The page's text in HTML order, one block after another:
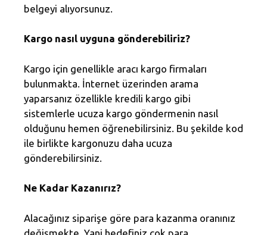
belgeyi alıyorsunuz.
Kargo nasıl uyguna gönderebiliriz?
Kargo için genellikle aracı kargo firmaları
bulunmakta. İnternet üzerinden arama
yaparsanız özellikle kredili kargo gibi
sistemlerle ucuza kargo göndermenin nasıl
olduğunu hemen öğrenebilirsiniz. Bu şekilde kod
ile birlikte kargonuzu daha ucuza
gönderebilirsiniz.
Ne Kadar Kazanırız?
Alacağınız siparişe göre para kazanma oranınız
değişmekte. Yani hedefiniz çok para